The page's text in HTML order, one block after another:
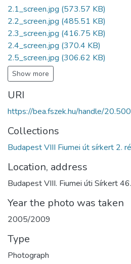
2.1_screen.jpg (573.57 KB)
2.2_screen.jpg (485.51 KB)
2.3_screen.jpg (416.75 KB)
2.4_screen.jpg (370.4 KB)
2.5_screen.jpg (306.62 KB)
Show more
URI
https://bea.fszek.hu/handle/
Collections
Budapest VIII Fiumei út sírkert 2.
Location, address
Budapest VIII. Fiumei úti Sírkert
Year the photo was taken
2005/2009
Type
Photograph